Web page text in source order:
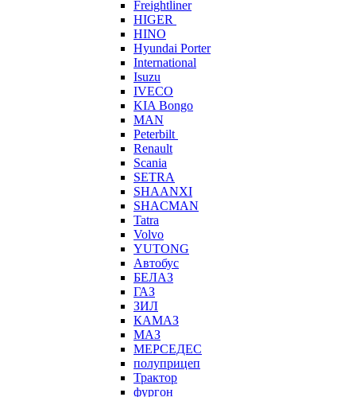
Freightliner
HIGER
HINO
Hyundai Porter
International
Isuzu
IVECO
KIA Bongo
MAN
Peterbilt
Renault
Scania
SETRA
SHAANXI
SHACMAN
Tatra
Volvo
YUTONG
Автобус
БЕЛАЗ
ГАЗ
ЗИЛ
КАМАЗ
МАЗ
МЕРСЕДЕС
полуприцеп
Трактор
фургон